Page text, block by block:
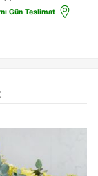
Gün Teslimat